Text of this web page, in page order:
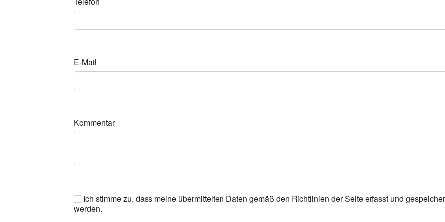
E-Mail
Kommentar
Ich stimme zu, dass meine übermittelten Daten gemäß den Richtlinien der Seite erfasst und
werden.